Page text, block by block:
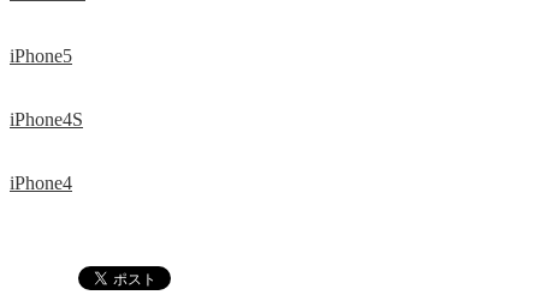
iPhone5
iPhone4S
iPhone4